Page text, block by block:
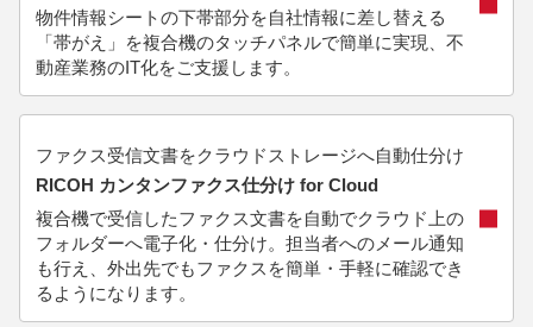
物件情報シートの下帯部分を自社情報に差し替える
「帯がえ」を複合機のタッチパネルで簡単に実現、不
動産業務のIT化をご支援します。
ファクス受信文書をクラウドストレージへ自動仕分け
RICOH カンタンファクス仕分け for Cloud
複合機で受信したファクス文書を自動でクラウド上の
フォルダーへ電子化・仕分け。担当者へのメール通知
も行え、外出先でもファクスを簡単・手軽に確認でき
るようになります。